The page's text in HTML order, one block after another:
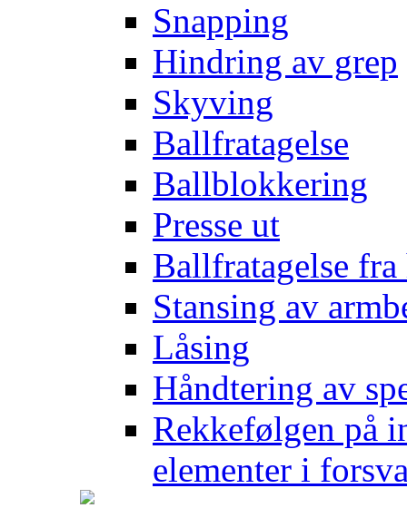
Snapping
Hindring av grep
Skyving
Ballfratagelse
Ballblokkering
Presse ut
Ballfratagelse fra
Stansing av
Låsing
Håndtering av
Rekkefølgen på
elementer i